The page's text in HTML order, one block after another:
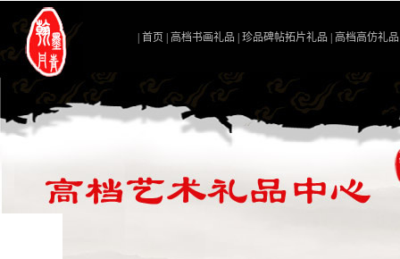
首页 高档书画礼品 珍品碑帖拓片礼品 高档高仿礼品